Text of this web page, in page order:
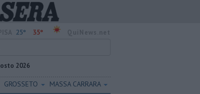
25° 35°
2026
GROSSETO MASSA CARRARA